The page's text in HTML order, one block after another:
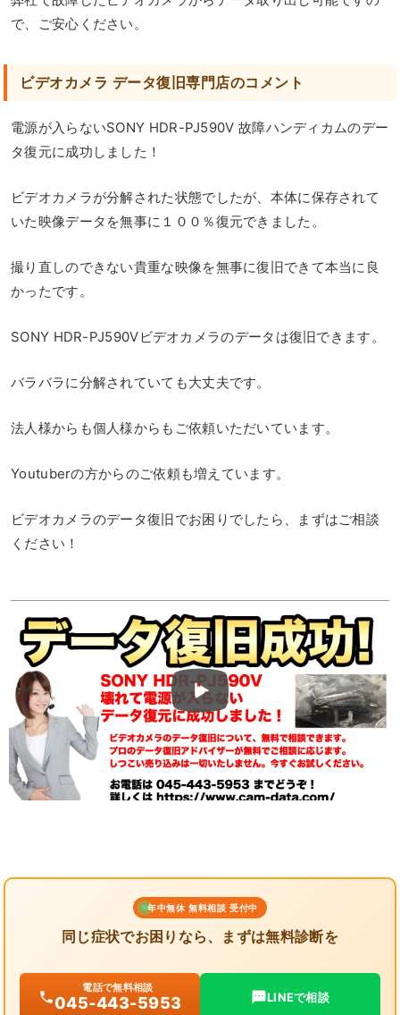
で、ご安心ください。
ビデオカメラ データ復旧専門店のコメント
電源が入らないSONY HDR-PJ590V 故障ハンディカムのデー
タ復元に成功しました！
ビデオカメラが分解された状態でしたが、本体に保存されて
いた映像データを無事に１００％復元できました。
撮り直しのできない貴重な映像を無事に復旧できて本当に良
かったです。
SONY HDR-PJ590Vビデオカメラのデータは復旧できます。
バラバラに分解されていても大丈夫です。
法人様からも個人様からもご依頼いただいています。
Youtuberの方からのご依頼も増えています。
ビデオカメラのデータ復旧でお困りでしたら、まずはご相談
ください！
年中無休 無料相談 受付中
同じ症状でお困りなら、まずは無料診断を
電話で無料相談
045-443-5953 LINEで相談